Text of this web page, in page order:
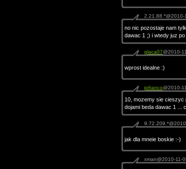
2.21.88.*@2010-
no nic pozostaje nam
dawac 1 ;) i wtedy juz po
glaca07@2010-
wprost idealne :)
jofranco@2010-
10, mozemy sie cieszyc
dojami beda dawac 1 ...
jak dla mneie boskie :-)
xman@2010-11-